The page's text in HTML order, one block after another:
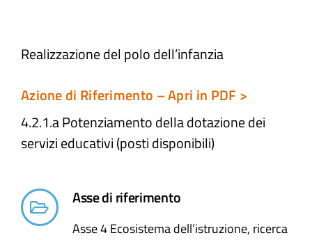
Atti e Docunenti
Realizzazione del polo dell’infanzia
Azione di Riferimento – Apri in PDF >
4.2.1.a Potenziamento della dotazione dei
servizi educativi (posti disponibili)
Asse di riferimento
Asse 4 Ecosistema dell’istruzione, ricerca